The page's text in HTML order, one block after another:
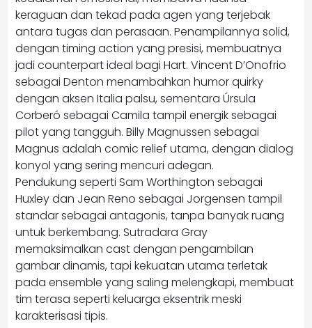
keraguan dan tekad pada agen yang terjebak
antara tugas dan perasaan. Penampilannya solid,
dengan timing action yang presisi, membuatnya
jadi counterpart ideal bagi Hart. Vincent D’Onofrio
sebagai Denton menambahkan humor quirky
dengan aksen Italia palsu, sementara Úrsula
Corberó sebagai Camila tampil energik sebagai
pilot yang tangguh. Billy Magnussen sebagai
Magnus adalah comic relief utama, dengan dialog
konyol yang sering mencuri adegan.
Pendukung seperti Sam Worthington sebagai
Huxley dan Jean Reno sebagai Jorgensen tampil
standar sebagai antagonis, tanpa banyak ruang
untuk berkembang. Sutradara Gray
memaksimalkan cast dengan pengambilan
gambar dinamis, tapi kekuatan utama terletak
pada ensemble yang saling melengkapi, membuat
tim terasa seperti keluarga eksentrik meski
karakterisasi tipis.